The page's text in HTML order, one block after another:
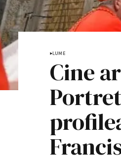
LUME
Cine